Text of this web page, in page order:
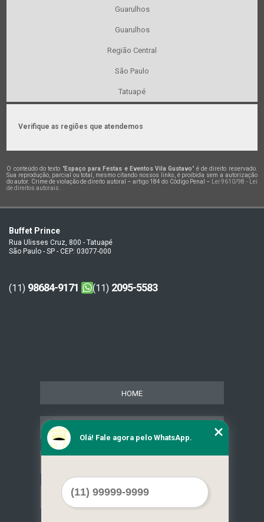
Guarulhos
Guarulhos
Região Central
São Paulo
Tatuapé
Verifique as regiões que atendemos
O conteúdo do texto "Espaço para Festas e Eventos Vila Gustavo" é de direito reservado.
Sua reprodução, parcial ou total, mesmo citando nossos links, é proibida sem a autorização
do autor. Crime de violação de direito autoral – artigo 184 do Código Penal –
Lei 9610/98 - Lei
de direitos autorais
Buffet Prince
Rua Ulisses Cruz, 800 - Tatuapé
São Paulo - SP - CEP: 03077-000
(11) 98684-9171 (11) 2095-5583
HOME
MAPA DO SITE
Olá! Fale agora pelo WhatsApp.